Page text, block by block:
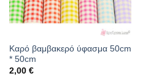
Καρό βαμβακερό ύφασμα 50cm
* 50cm
2,00 €